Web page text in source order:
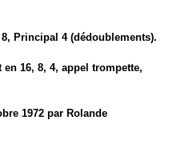
Principal 4 (dédoublements).
16, 8, 4, appel trompette,
1972 par Rolande